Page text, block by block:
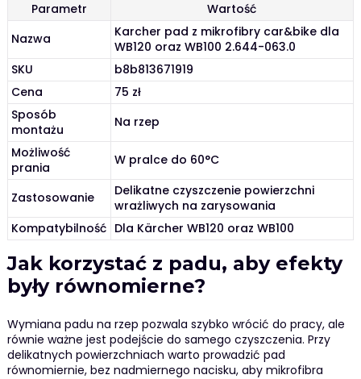
Parametr
Wartość
Nazwa
Karcher pad z mikrofibry car&bike dla
WB120 oraz WB100 2.644-063.0
SKU
b8b813671919
Cena
75 zł
Sposób
montażu
Na rzep
Możliwość
prania
W pralce do 60°C
Zastosowanie
Delikatne czyszczenie powierzchni
wrażliwych na zarysowania
Kompatybilność Dla Kärcher WB120 oraz WB100
Jak korzystać z padu, aby efekty
były równomierne?
Wymiana padu na rzep pozwala szybko wrócić do pracy, ale
równie ważne jest podejście do samego czyszczenia. Przy
delikatnych powierzchniach warto prowadzić pad
równomiernie, bez nadmiernego nacisku, aby mikrofibra